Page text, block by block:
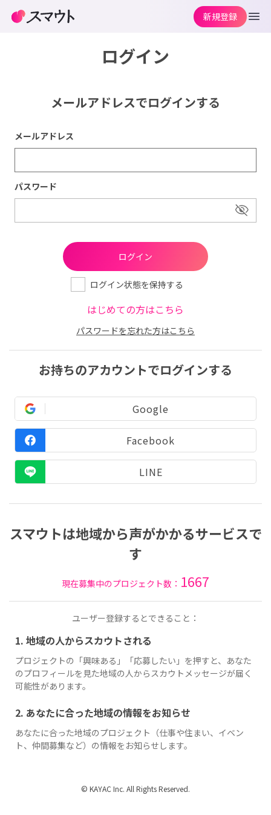
ログイン
メールアドレスでログインする
メールアドレス
パスワード
ログイン状態を保持する
はじめての方はこちら
パスワードを忘れた方はこちら
お持ちのアカウントでログインする
Google
Facebook
LINE
スマウトは地域から声がかかるサービスで
す
現在募集中のプロジェクト数： 1667
ユーザー登録するとできること：
1. 地域の人からスカウトされる
プロジェクトの「興味ある」「応募したい」を押すと、あなた
のプロフィールを見た地域の人からスカウトメッセージが届く
可能性があります。
2. あなたに合った地域の情報をお知らせ
あなたに合った地域のプロジェクト（仕事や住まい、イベン
ト、仲間募集など）の情報をお知らせします。
新規登録
© KAYAC Inc. All Rights Reserved.